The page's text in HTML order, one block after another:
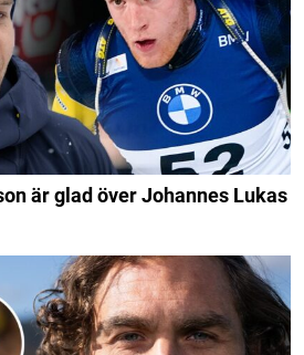
är glad över Johannes Lukas